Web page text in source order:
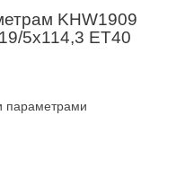
KHW1909
5x114,3 ET40
параметрами